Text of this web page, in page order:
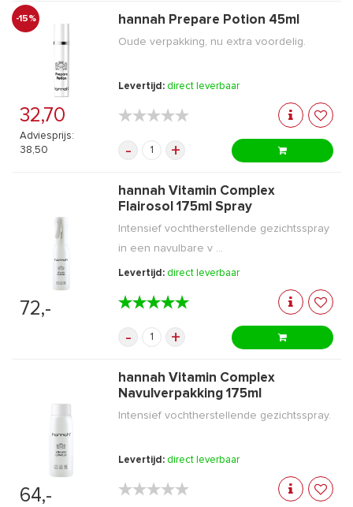
-15%
32,70
Adviesprijs:
38,50
hannah Prepare Potion 45ml
Oude verpakking, nu extra voordelig.
Levertijd: direct leverbaar
★★★★★
★★★★★
- +
72,-
hannah Vitamin Complex
Flairosol 175ml Spray
Intensief vochtherstellende gezichtsspray
in een navulbare v ...
Levertijd: direct leverbaar
★★★★★
★★★★★
- +
64,-
hannah Vitamin Complex
Navulverpakking 175ml
Intensief vochtherstellende gezichtsspray.
Levertijd: direct leverbaar
★★★★★
★★★★★